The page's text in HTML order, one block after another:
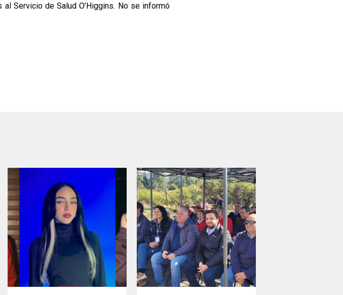
Servicio de Salud O’Higgins. No se informó